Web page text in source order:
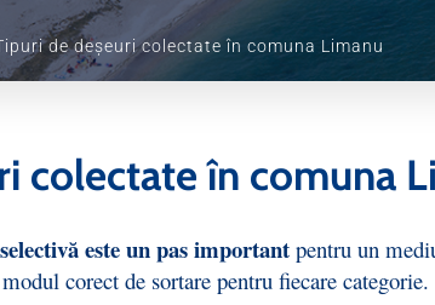
de deșeuri colectate în comuna Limanu
colectate în comuna
este un pas important pentru un
corect de sortare pentru fiecare categorie.